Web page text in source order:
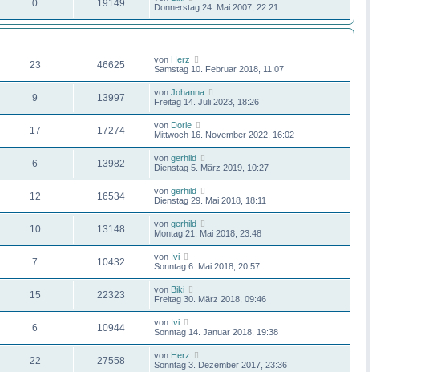
0 19149
Donnerstag 24. Mai 2007, 22:21
23 46625 von Herz
Samstag 10. Februar 2018, 11:07
9 13997 von Johanna
Freitag 14. Juli 2023, 18:26
17 17274 von Dorle
Mittwoch 16. November 2022, 16:02
6 13982 von gerhild
Dienstag 5. März 2019, 10:27
12 16534 von gerhild
Dienstag 29. Mai 2018, 18:11
10 13148 von gerhild
Montag 21. Mai 2018, 23:48
7 10432 von Ivi
Sonntag 6. Mai 2018, 20:57
15 22323 von Biki
Freitag 30. März 2018, 09:46
6 10944 von Ivi
Sonntag 14. Januar 2018, 19:38
22 27558 von Herz
Sonntag 3. Dezember 2017, 23:36